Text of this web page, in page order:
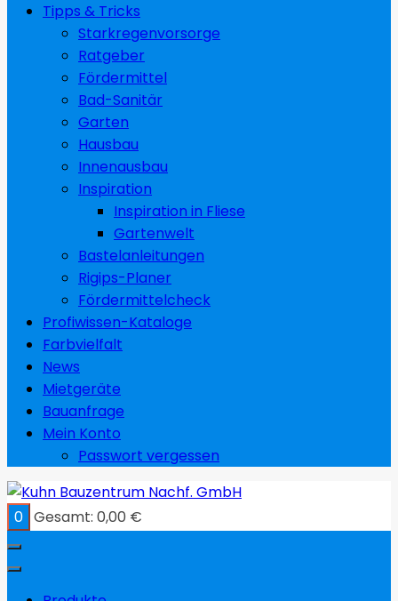
Tipps & Tricks
Starkregenvorsorge
Ratgeber
Fördermittel
Bad-Sanitär
Garten
Hausbau
Innenausbau
Inspiration
Inspiration in Fliese
Gartenwelt
Bastelanleitungen
Rigips-Planer
Fördermittelcheck
Profiwissen-Kataloge
Farbvielfalt
News
Mietgeräte
Bauanfrage
Mein Konto
Passwort vergessen
0 Gesamt: 0,00 €